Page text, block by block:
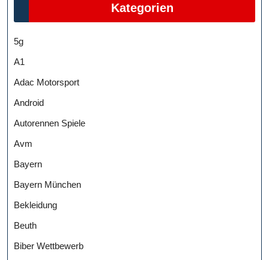
Kategorien
5g
A1
Adac Motorsport
Android
Autorennen Spiele
Avm
Bayern
Bayern München
Bekleidung
Beuth
Biber Wettbewerb